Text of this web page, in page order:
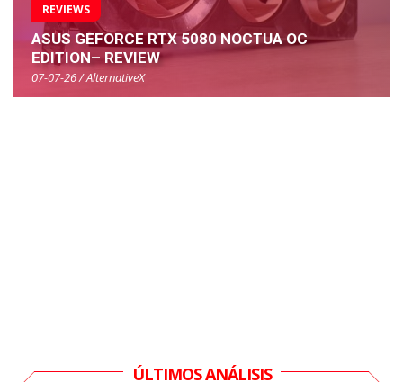
REVIEWS
ASUS GEFORCE RTX 5080 NOCTUA OC
EDITION– REVIEW
07-07-26 / AlternativeX
ÚLTIMOS ANÁLISIS